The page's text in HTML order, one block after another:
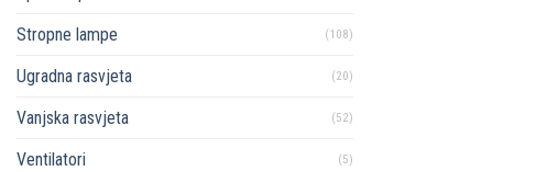
Stropne lampe
(108)
Ugradna rasvjeta (20)
Vanjska rasvjeta (52)
Ventilatori (5)